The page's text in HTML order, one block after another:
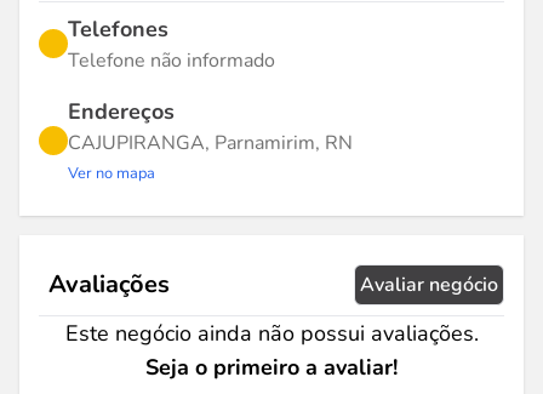
Telefones
Telefone não informado
Endereços
CAJUPIRANGA, Parnamirim, RN
Ver no mapa
Avaliações Avaliar negócio
Este negócio ainda não possui avaliações.
Seja o primeiro a avaliar!